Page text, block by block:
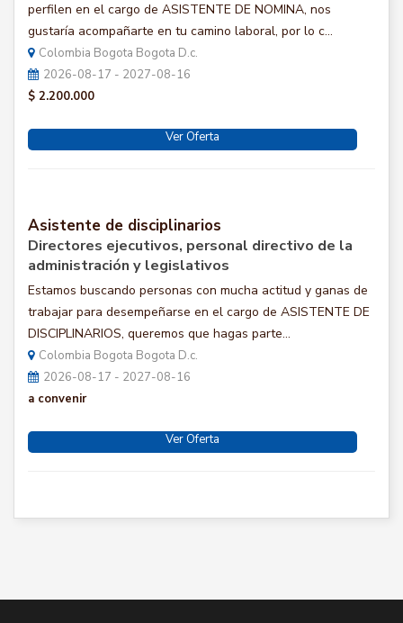
perfilen en el cargo de ASISTENTE DE NOMINA, nos
gustaría acompañarte en tu camino laboral, por lo c...
Colombia Bogota Bogota D.c.
2026-08-17 - 2027-08-16
$ 2.200.000
Ver Oferta
Asistente de disciplinarios
Directores ejecutivos, personal directivo de la
administración y legislativos
Estamos buscando personas con mucha actitud y ganas de
trabajar para desempeñarse en el cargo de ASISTENTE DE
DISCIPLINARIOS, queremos que hagas parte...
Colombia Bogota Bogota D.c.
2026-08-17 - 2027-08-16
a convenir
Ver Oferta